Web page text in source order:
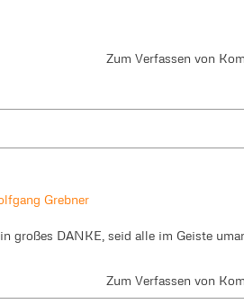
Zum Verfassen von
Grebner
großes DANKE, seid alle im Geiste
Zum Verfassen von